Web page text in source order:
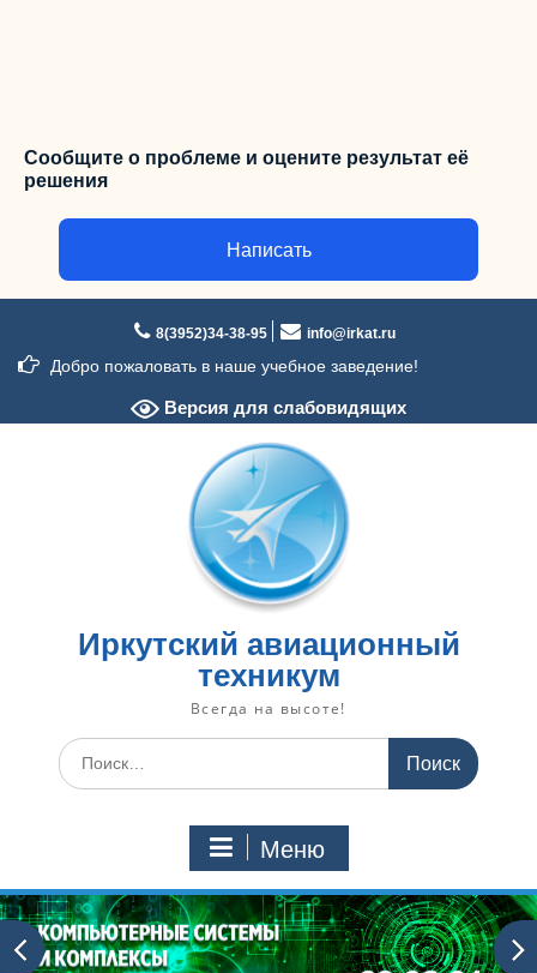
Сообщите о проблеме и оцените результат её
решения
Написать
содержимому
8(3952)34-38-95 info@irkat.ru
Добро пожаловать в наше учебное заведение!
Версия для слабовидящих
Иркутский авиационный
техникум
Всегда на высоте!
Искать:
Меню